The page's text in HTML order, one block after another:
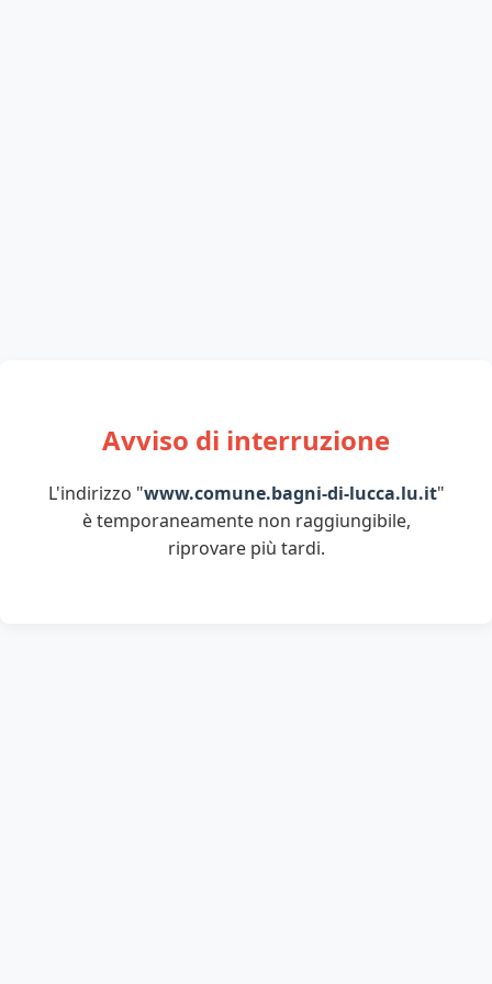
Avviso di interruzione
L'indirizzo "www.comune.bagni-di-lucca.lu.it"
è temporaneamente non raggiungibile,
riprovare più tardi.